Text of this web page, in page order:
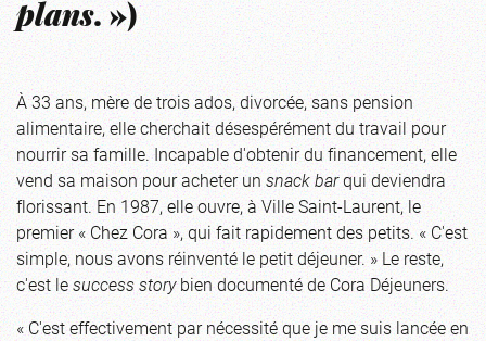
plans. »)
À 33 ans, mère de trois ados, divorcée, sans pension
alimentaire, elle cherchait désespérément du travail pour
nourrir sa famille. Incapable d'obtenir du financement, elle
vend sa maison pour acheter unsnack barqui deviendra
florissant. En 1987, elle ouvre, à Ville Saint-Laurent, le
premier « Chez Cora », qui fait rapidement des petits. « C'est
simple, nous avons réinventé le petit déjeuner. » Le reste,
c'est lesuccess storybien documenté de Cora Déjeuners.
« C'est effectivement par nécessité que je me suis lancée en